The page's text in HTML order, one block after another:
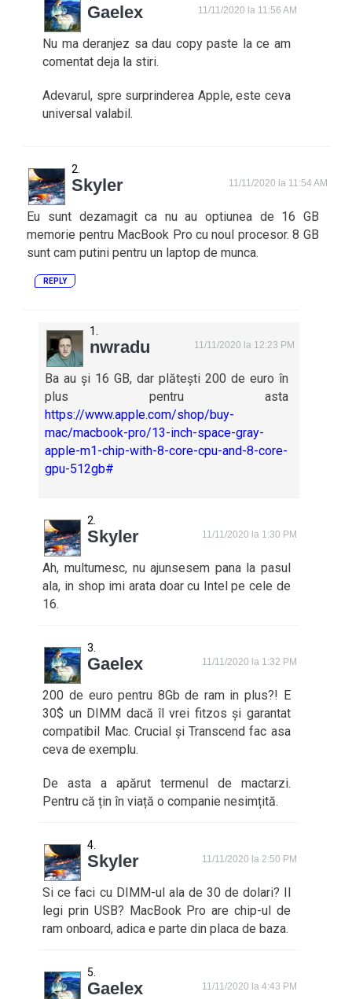
Gaelex 11/11/2020 la 11:56 AM
Nu ma deranjez sa dau copy paste la ce am
comentat deja la stiri.
Adevarul, spre surprinderea Apple, este ceva
universal valabil.
Skyler 11/11/2020 la 11:54 AM
Eu sunt dezamagit ca nu au optiunea de 16 GB
memorie pentru MacBook Pro cu noul procesor. 8 GB
sunt cam putini pentru un laptop de munca.
REPLY
nwradu 11/11/2020 la 12:23 PM
Ba au și 16 GB, dar plătești 200 de euro în
plus pentru asta
https://www.apple.com/shop/buy-
mac/macbook-pro/13-inch-space-gray-
apple-m1-chip-with-8-core-cpu-and-8-core-
gpu-512gb#
Skyler 11/11/2020 la 1:30 PM
Ah, multumesc, nu ajunsesem pana la pasul
ala, in shop imi arata doar cu Intel pe cele de
16.
Gaelex 11/11/2020 la 1:32 PM
200 de euro pentru 8Gb de ram in plus?! E
30$ un DIMM dacă îl vrei fitzos și garantat
compatibil Mac. Crucial și Transcend fac asa
ceva de exemplu.
De asta a apărut termenul de mactarzi.
Pentru că țin în viață o companie nesimțită.
Skyler 11/11/2020 la 2:50 PM
Si ce faci cu DIMM-ul ala de 30 de dolari? Il
legi prin USB? MacBook Pro are chip-ul de
ram onboard, adica e parte din placa de baza.
Gaelex 11/11/2020 la 4:43 PM